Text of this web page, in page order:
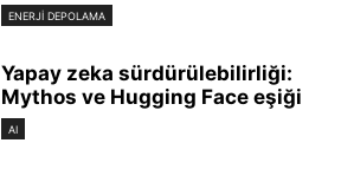
ENERJI DEPOLAMA
Yapay zeka sürdürülebilirliği:
Mythos ve Hugging Face eşiği
AI